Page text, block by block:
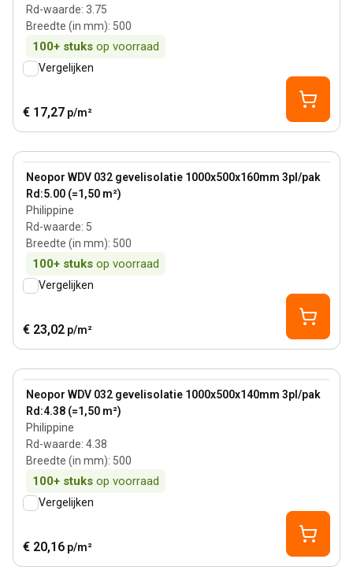
Rd-waarde: 3.75
Breedte (in mm): 500
100+ stuks op voorraad
Vergelijken
€ 17,27 p/m²
Neopor WDV 032 gevelisolatie 1000x500x160mm 3pl/pak
Rd:5.00 (=1,50 m²)
Philippine
Rd-waarde: 5
Breedte (in mm): 500
100+ stuks op voorraad
View product
Vergelijken
€ 23,02 p/m²
Neopor WDV 032 gevelisolatie 1000x500x140mm 3pl/pak
Rd:4.38 (=1,50 m²)
Philippine
Rd-waarde: 4.38
Breedte (in mm): 500
100+ stuks op voorraad
View product
Vergelijken
€ 20,16 p/m²